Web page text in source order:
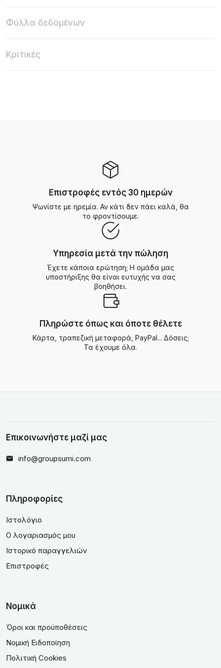
Φύλλα δεδομένων
Κριτικές
Επιστροφές εντός 30 ημερών
Ψωνίστε με ηρεμία. Αν κάτι δεν πάει καλά, θα
το φροντίσουμε.
Υπηρεσία μετά την πώληση
Έχετε κάποια ερώτηση; Η ομάδα μας
υποστήριξης θα είναι ευτυχής να σας
βοηθήσει.
Πληρώστε όπως και όποτε θέλετε
Κάρτα, τραπεζική μεταφορά, PayPal... Δόσεις;
Τα έχουμε όλα.
Επικοινωνήστε μαζί μας
info@groupsumi.com
Πληροφορίες
Ιστολόγιο
Ο λογαριασμός μου
Ιστορικό παραγγελιών
Επιστροφές
Νομικά
Όροι και προϋποθέσεις
Νομική Ειδοποίηση
Πολιτική Cookies